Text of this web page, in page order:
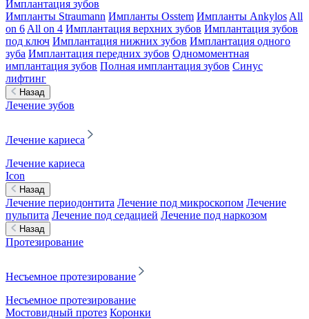
Имплантация зубов
Импланты Straumann Импланты Osstem Импланты Ankylos All
on 6 All on 4 Имплантация верхних зубов Имплантация зубов
под ключ Имплантация нижних зубов Имплантация одного
зуба Имплантация передних зубов Одномоментная
имплантация зубов Полная имплантация зубов Синус
лифтинг
Назад
Лечение зубов
Лечение кариеса
Лечение кариеса
Icon
Назад
Лечение периодонтита Лечение под микроскопом Лечение
пульпита Лечение под седацией Лечение под наркозом
Назад
Протезирование
Несъемное протезирование
Несъемное протезирование
Мостовидный протез Коронки